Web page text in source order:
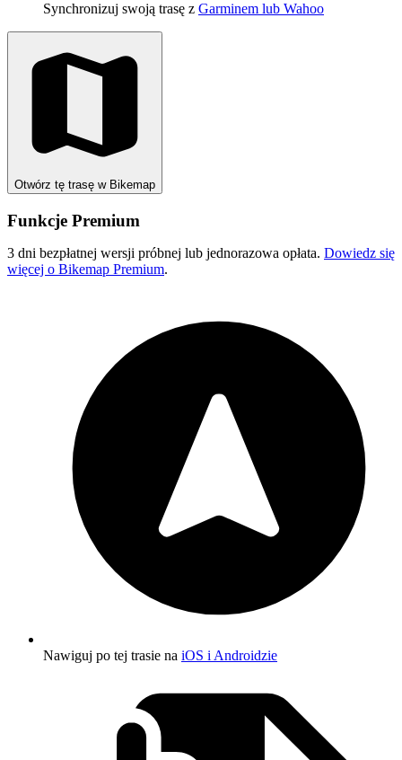
Synchronizuj swoją trasę z Garminem lub Wahoo
Otwórz tę trasę w Bikemap
Funkcje Premium
3 dni bezpłatnej wersji próbnej lub jednorazowa opłata. Dowiedz się
więcej o Bikemap Premium.
Nawiguj po tej trasie na iOS i Androidzie